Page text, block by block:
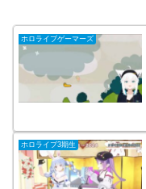
ホロライブゲーマーズ
ホロライブ3期生